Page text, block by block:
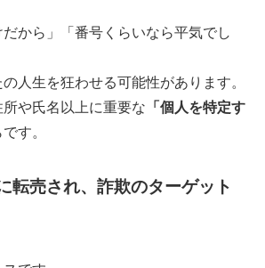
だから」「番号くらいなら平気でし
人生を狂わせる可能性があります。
や氏名以上に重要な 「個人を特定す
す。
転売され、詐欺のターゲット